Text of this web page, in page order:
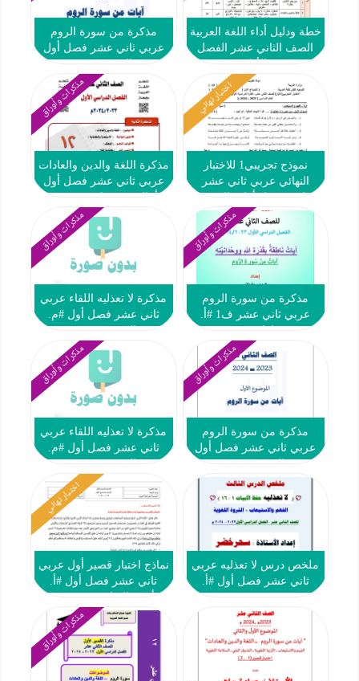
خطة ودليل أداء اللغة العربية
الصف الثاني عشر الفصل
مذكرة من سورة الروم
عربي ثاني عشر فصل أول
اختبار نهائي
نموذج تجريبي1 للاختبار
النهائي عربي ثاني عشر
الفني 2023-2024
مذكرات وأوراق
مذكرة اللغة والدين والعادات
عربي ثاني عشر فصل أول
مذكرات وأوراق
مذكرة من سورة الروم
عربي ثاني عشر ف1 #أ.
مذكرات وأوراق
مذكرة لا تعذليه اللقاء عربي
ثاني عشر فصل أول #م.
مذكرات وأوراق
مذكرة من سورة الروم
عربي ثاني عشر فصل أول
مذكرات وأوراق
مذكرة لا تعذليه اللقاء عربي
ثاني عشر فصل أول #م.
ملخص درس لا تعذليه عربي
ثاني عشر فصل أول #أ.
اختبار نهائي
نماذج اختبار قصير أول عربي
ثاني عشر فصل أول #أ.
مذكرات وأوراق